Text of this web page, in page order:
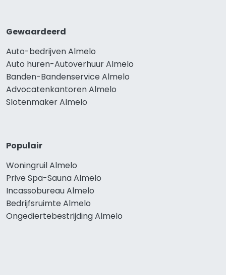
Gewaardeerd
Auto-bedrijven Almelo
Auto huren-Autoverhuur Almelo
Banden-Bandenservice Almelo
Advocatenkantoren Almelo
Slotenmaker Almelo
Populair
Woningruil Almelo
Prive Spa-Sauna Almelo
Incassobureau Almelo
Bedrijfsruimte Almelo
Ongediertebestrijding Almelo